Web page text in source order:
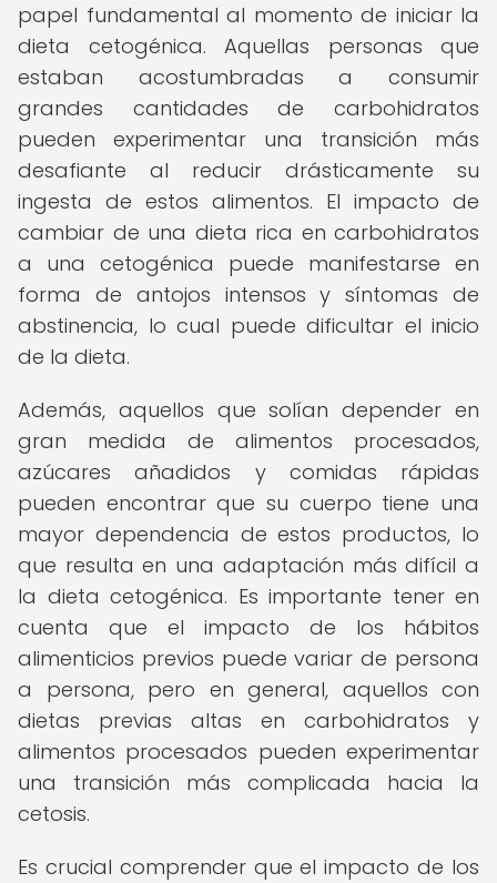
papel fundamental al momento de iniciar la
dieta cetogénica. Aquellas personas que
estaban acostumbradas a consumir
grandes cantidades de carbohidratos
pueden experimentar una transición más
desafiante al reducir drásticamente su
ingesta de estos alimentos. El impacto de
cambiar de una dieta rica en carbohidratos
a una cetogénica puede manifestarse en
forma de antojos intensos y síntomas de
abstinencia, lo cual puede dificultar el inicio
de la dieta.
Además, aquellos que solían depender en
gran medida de alimentos procesados,
azúcares añadidos y comidas rápidas
pueden encontrar que su cuerpo tiene una
mayor dependencia de estos productos, lo
que resulta en una adaptación más difícil a
la dieta cetogénica. Es importante tener en
cuenta que el impacto de los hábitos
alimenticios previos puede variar de persona
a persona, pero en general, aquellos con
dietas previas altas en carbohidratos y
alimentos procesados pueden experimentar
una transición más complicada hacia la
cetosis.
Es crucial comprender que el impacto de los